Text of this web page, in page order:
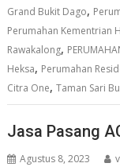
Grand Bukit Dago,
Perumahan Kementrian
Rawakalong,
Heksa, Perumahan
Citra One,Taman Sari
Jasa Pasang
Agustus 8, 2023